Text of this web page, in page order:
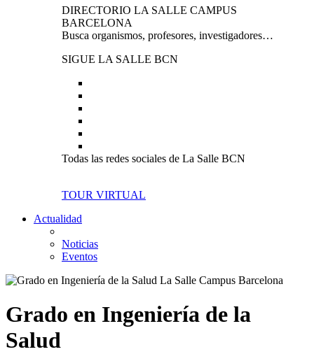
DIRECTORIO LA SALLE CAMPUS
BARCELONA
Busca organismos, profesores, investigadores…
SIGUE LA SALLE BCN
Todas las redes sociales de La Salle BCN
TOUR VIRTUAL
Actualidad
Noticias
Eventos
Grado en Ingeniería de la
Salud